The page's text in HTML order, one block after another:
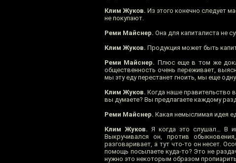
Клим Жуков. Из этого конечно следует
не покупают.
Реми Майснер. Она для капиталиста не
Клим Жуков. Продукция может быть
Реми Майснер. Плюс еще в том же
общественность очень переживает,
мы эту еду перестанет гноить, мы еще
Клим Жуков. Когда наше правительство
вы думаете? Вы предлагаете каждому
Реми Майснер. Какая немыслимая идея
Клим Жуков. Я когда это слушал... В
Выкручивался он, против
разговаривает, а тут что-то он несет.
помощь посылаете куда-то? Это не
нужно это некоторым образом